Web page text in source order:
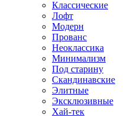
Классические
Лофт
Модерн
Прованс
Неоклассика
Минимализм
Под старину
Скандинавские
Элитные
Эксклюзивные
Хай-тек